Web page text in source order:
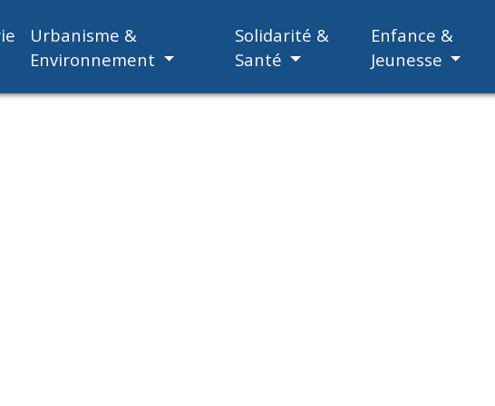
Urbanisme &
Environnement
Solidarité &
Santé
Enfance &
Jeunesse